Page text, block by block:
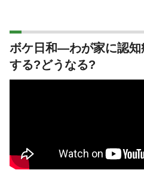
ボケ日和―わが家に認知
する?どうなる?